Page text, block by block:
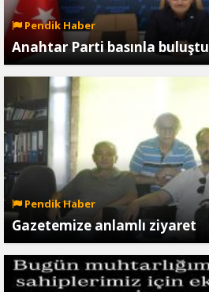
Pendik Haber
Anahtar Parti basınla buluştu
Pendik Haber
Gazetemize anlamlı ziyaret